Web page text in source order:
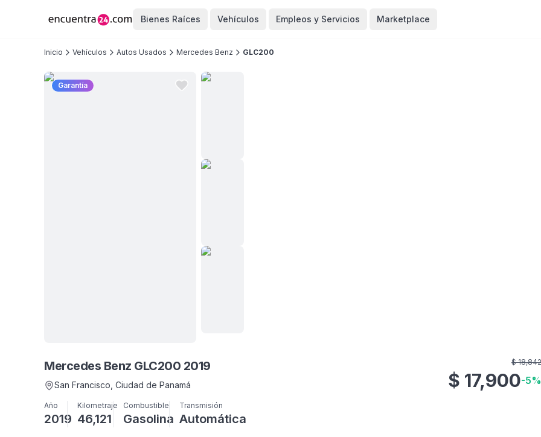
Bienes Raíces Vehículos Empleos y Servicios Marketplace
Inicio Vehículos Autos Usados Mercedes Benz GLC200
Garantía
15
Mercedes Benz GLC200 2019
San Francisco , Ciudad de Panamá
Año
2019
Kilometraje
46,121
Combustible
Gasolina
Transmisión
Automática
$ 18,842
$ 17,900-5%